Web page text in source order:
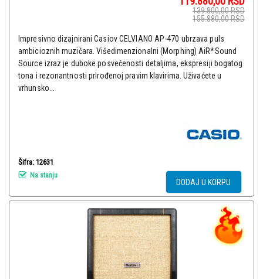
139.800,00RSD
155.880,00RSD
Impresivno dizajnirani Casiov CELVIANO AP-470 ubrzava puls
ambicioznih muzičara. Višedimenzionalni (Morphing) AiR*Sound
Source izraz je duboke posvećenosti detaljima, ekspresiji bogatog
tona i rezonantnosti prirođenoj pravim klavirima. Uživaćete u
vrhunsko...
Šifra: 12631
Na stanju
DODAJ U KORPU